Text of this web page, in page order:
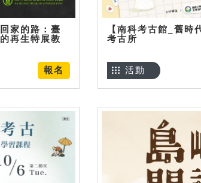
家的路：臺
再生特展教
報名
【南科考古館_舊時
考古所
活動